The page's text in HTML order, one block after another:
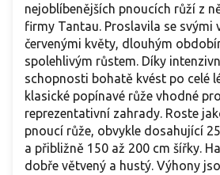
nejoblíbenějších pnoucích růží z
firmy Tantau. Proslavila se svými
červenými květy, dlouhým
spolehlivým růstem. Díky
schopnosti bohatě kvést po celé
klasické popínavé růže vhodné
reprezentativní zahrady. Roste
pnoucí růže, obvykle dosahující
a přibližně 150 až 200 cm šířky.
dobře větvený a hustý. Výhony